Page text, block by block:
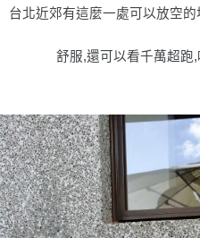
台北近郊有這麼一處可以放空
舒服,還可以看千萬超跑,